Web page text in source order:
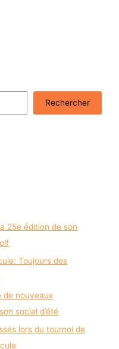
Rechercher
25e édition de son
Toujours des
de nouveaux
social d’été
lors du tournoi de